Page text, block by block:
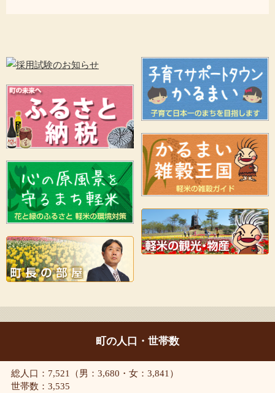
町の人口・世帯数
総人口：7,521（男：3,680・女：3,841）
世帯数：3,535